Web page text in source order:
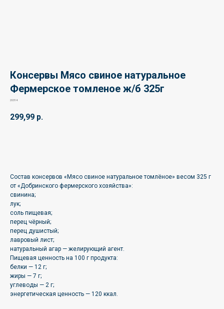
Консервы Мясо свиное натуральное
Фермерское томленое ж/б 325г
20314
299,99 р.
Состав консервов «Мясо свиное натуральное томлёное» весом 325 г
от «Добринского фермерского хозяйства»:
свинина;
лук;
соль пищевая;
перец чёрный;
перец душистый;
лавровый лист;
натуральный агар — желирующий агент.
Пищевая ценность на 100 г продукта:
белки — 12 г;
жиры — 7 г;
углеводы — 2 г;
энергетическая ценность — 120 ккал.